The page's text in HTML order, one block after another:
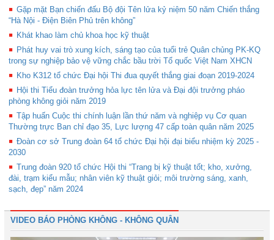
Gặp mặt Bạn chiến đấu Bộ đội Tên lửa kỷ niệm 50 năm Chiến thắng
“Hà Nội - Điện Biên Phủ trên không”
Khát khao làm chủ khoa học kỹ thuật
Phát huy vai trò xung kích, sáng tạo của tuổi trẻ Quân chủng PK-KQ
trong sự nghiệp bảo vệ vững chắc bầu trời Tổ quốc Việt Nam XHCN
Kho K312 tổ chức Đại hội Thi đua quyết thắng giai đoạn 2019-2024
Hội thi Tiểu đoàn trưởng hỏa lực tên lửa và Đại đội trưởng pháo
phòng không giỏi năm 2019
Tập huấn Cuộc thi chính luận lần thứ năm và nghiệp vụ Cơ quan
Thường trực Ban chỉ đạo 35, Lực lượng 47 cấp toàn quân năm 2025
Đoàn cơ sở Trung đoàn 64 tổ chức Đại hội đại biểu nhiệm kỳ 2025 -
2030
Trung đoàn 920 tổ chức Hội thi “Trang bị kỹ thuật tốt; kho, xưởng,
đài, trạm kiểu mẫu; nhân viên kỹ thuật giỏi; môi trường sáng, xanh,
sạch, đẹp” năm 2024
VIDEO BÁO PHÒNG KHÔNG - KHÔNG QUÂN